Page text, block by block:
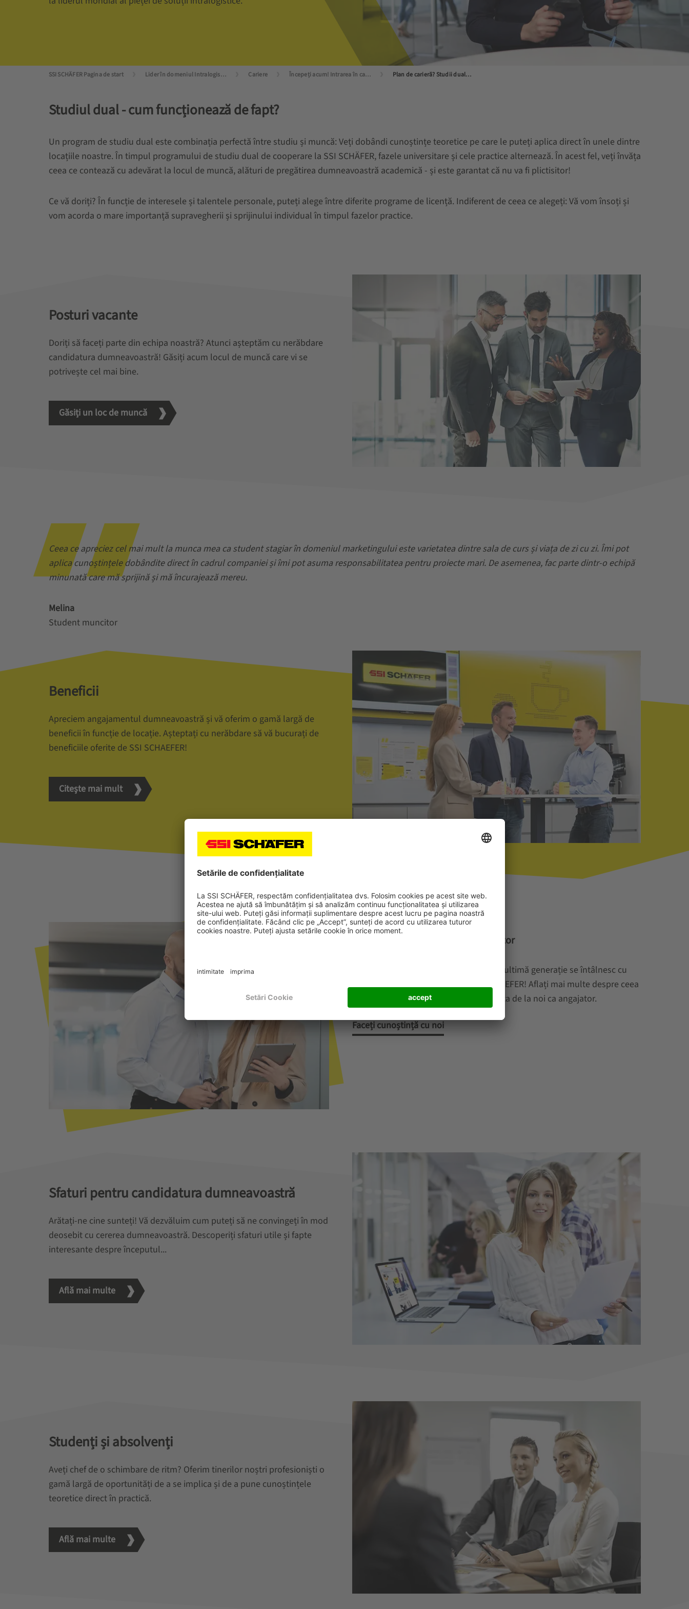
SSI SCHÄFER Pagina de start Lider în domeniul Intralogisticii Cariere Începeți acum! Intrarea în carieră pentru tinerii profesioniști Plan de carieră? Studii duale la SSI SCHAEFER!
Studiul dual - cum funcționează de fapt?
Un program de studiu dual este combinația perfectă între studiu și muncă: Veți dobândi cunoștințe teoretice pe care le puteți aplica direct în unele dintre
locațiile noastre. În timpul programului de studiu dual de cooperare la SSI SCHÄFER, fazele universitare și cele practice alternează. În acest fel, veți învăța
ceea ce contează cu adevărat la locul de muncă, alături de pregătirea dumneavoastră academică - și este garantat că nu va fi plictisitor!
Ce vă doriți? În funcție de interesele și talentele personale, puteți alege între diferite programe de licență. Indiferent de ceea ce alegeți: Vă vom însoți și
vom acorda o mare importanță supravegherii și sprijinului individual în timpul fazelor practice.
Posturi vacante
Doriți să faceți parte din echipa noastră? Atunci așteptăm cu nerăbdare
candidatura dumneavoastră! Găsiți acum locul de muncă care vi se
potrivește cel mai bine.
Găsiți un loc de muncă
Ceea ce apreciez cel mai mult la munca mea ca student stagiar în domeniul marketingului este varietatea dintre sala de curs și viața de zi cu zi. Îmi pot
aplica cunoștințele dobândite direct în cadrul companiei și îmi pot asuma responsabilitatea pentru proiecte mari. De asemenea, fac parte dintr-o echipă
minunată care mă sprijină și mă încurajează mereu.
Melina
Student muncitor
Beneficii
Apreciem angajamentul dumneavoastră și vă oferim o gamă largă de
beneficii în funcție de locație. Așteptați cu nerăbdare să vă bucurați de
beneficiile oferite de SSI SCHAEFER!
Citeşte mai mult
SSI SCHAEFER în calitate de angajator
Un jucător global unde tehnologiile de ultimă generație se întâlnesc cu
valorile vieții? Bine ați venit la SSI SCHAEFER! Aflați mai multe despre ceea
ce ne motivează și la ce vă puteți aștepta de la noi ca angajator.
Faceți cunoștință cu noi
Sfaturi pentru candidatura dumneavoastră
Arătați-ne cine sunteți! Vă dezvăluim cum puteți să ne convingeți în mod
deosebit cu cererea dumneavoastră. Descoperiți sfaturi utile și fapte
interesante despre începutul...
Află mai multe
Studenți și absolvenți
Aveți chef de o schimbare de ritm? Oferim tinerilor noștri profesioniști o
gamă largă de oportunități de a se implica și de a pune cunoștințele
teoretice direct în practică.
Află mai multe